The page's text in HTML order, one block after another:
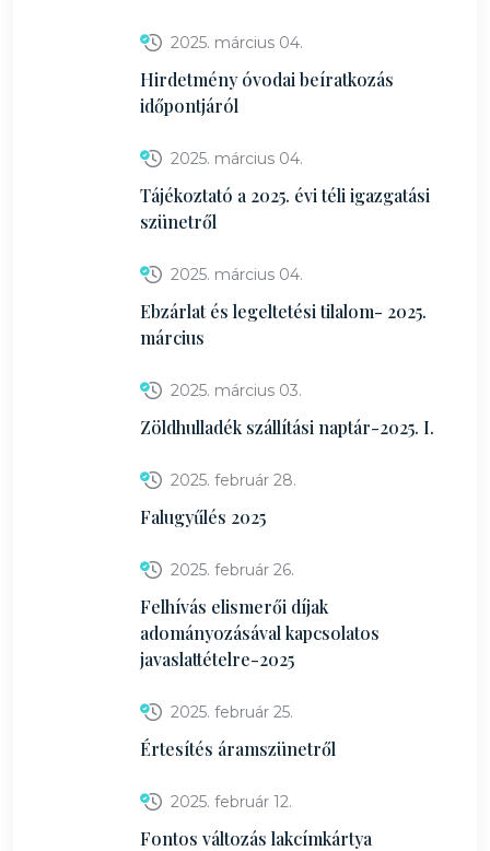
2025. március 04.
Hirdetmény óvodai beíratkozás
időpontjáról
2025. március 04.
Tájékoztató a 2025. évi téli igazgatási
szünetről
2025. március 04.
Ebzárlat és legeltetési tilalom- 2025.
március
2025. március 03.
Zöldhulladék szállítási naptár-2025. I.
2025. február 28.
Falugyűlés 2025
2025. február 26.
Felhívás elismerői díjak
adományozásával kapcsolatos
javaslattételre-2025
2025. február 25.
Értesítés áramszünetről
2025. február 12.
Fontos változás lakcímkártya